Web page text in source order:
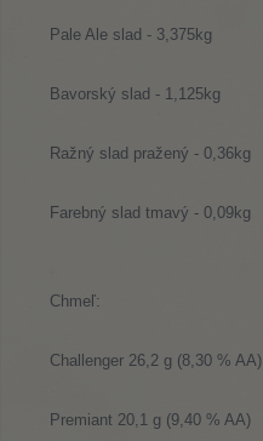
Pale Ale slad - 3,375kg
Bavorský slad - 1,125kg
Ražný slad pražený - 0,36kg
Farebný slad tmavý - 0,09kg
Chmeľ:
Challenger 26,2 g (8,30 % AA)
Premiant 20,1 g (9,40 % AA)